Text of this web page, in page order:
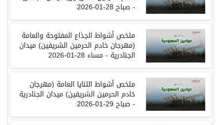
- صباح28-01-2026
ملخص أشواط الجذاع المفتوحة والعامة
(مهرجان خادم الحرمين الشريفين) ميدان
الجنادرية - مساء
ملخص أشواط الثنايا العامة (مهرجان
خادم الحرمين الشريفين) ميدان الجنادرية
- صباح29-01-2026